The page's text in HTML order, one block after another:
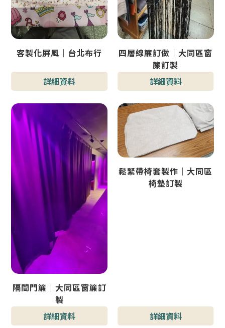
客製化屏風｜台北布行
詳細資料
四層線簾訂做｜大同區窗
簾訂製
詳細資料
隔間門簾｜大同區窗簾訂
製
型號 : 小酒吧隔間門簾
詳細資料
鬆緊帶椅套製作｜大同區
椅墊訂製
詳細資料